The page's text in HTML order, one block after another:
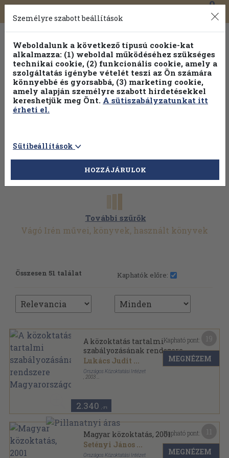
Toggle
navigation
0
További szűrők
Vágó Irén művei, könyvek, használt könyvek
Összesen 51 találat Kaphatók előre:
A közoktatás tartalmi
szabályozásának rendszere
Magyarországon
Lukács Judit ...
Országos Közoktatási Intézet
2003
2.340 ,-Ft
Kapható pont:
MEGNÉZEM
Magyar közoktatás, 2001
Setényi János ...
Országos Közoktatási Intézet
Kapható pont:
MEGNÉZEM
Személyre szabott beállítások
Weboldalunk a következő típusú cookie-kat
alkalmazza: (1) weboldal működéséhez szükséges
technikai cookie, (2) funkcionális cookie, amely a
szolgáltatás igénybe vételét teszi az Ön számára
könnyebbé és gyorsabbá, (3) marketing cookie,
amely alapján személyre szabott hirdetésekkel
kereshetjük meg Önt. A sütiszabályzatunkat itt
érheti el.
Sütibeállítások
HOZZÁJÁRULOK